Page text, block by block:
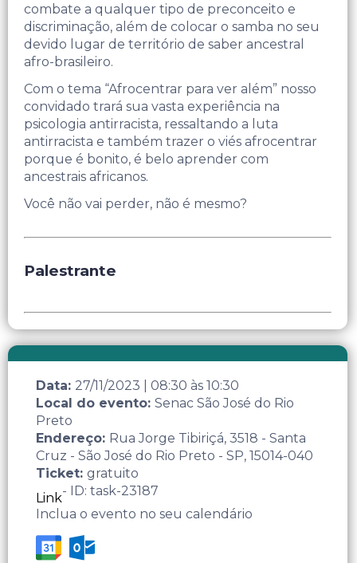
combate a qualquer tipo de preconceito e
discriminação, além de colocar o samba no seu
devido lugar de território de saber ancestral
afro-brasileiro.
Com o tema “Afrocentrar para ver além” nosso
convidado trará sua vasta experiência na
psicologia antirracista, ressaltando a luta
antirracista e também trazer o viés afrocentrar
porque é bonito, é belo aprender com
ancestrais africanos.
Você não vai perder, não é mesmo?
Palestrante
Data: 27/11/2023 08:30 às 10:30
Local do evento: Senac São José do Rio
Preto
Endereço: Rua Jorge Tibiriçá, 3518 - Santa
Cruz - São José do Rio Preto - SP, 15014-040
Ticket: gratuito
Link- ID: task-23187
Inclua o evento no seu calendário